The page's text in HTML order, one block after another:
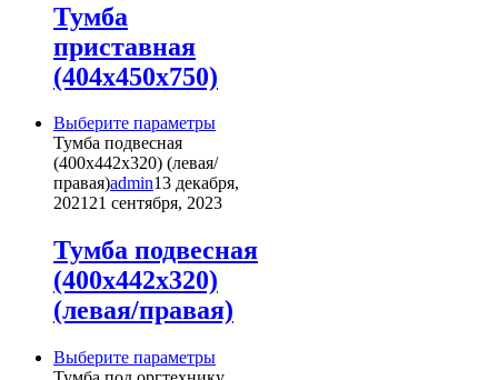
странице
товара.
Тумба
приставная
(404х450х750)
Выберите параметрыЭтот
имеет
несколько
вариаций.
можно
выбрать
на
странице
товара.
Тумба подвесная
(400х442х320) (левая/
правая)admin13 декабря,
202121 сентября, 2023
Тумба подвесная
(400х442х320)
(левая/правая)
Выберите параметрыЭтот